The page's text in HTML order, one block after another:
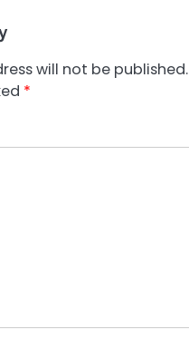
will not be published.
*